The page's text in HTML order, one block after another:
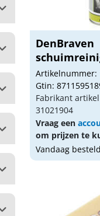
DenBraven
Artikelnummer:
Gtin:
Fabrikant
31021904
Vraag een
om prijzen te
Vandaag